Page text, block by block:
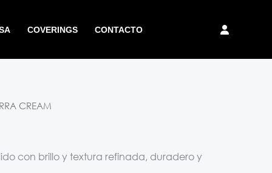
COVERINGS CONTACTO
CREAM
con brillo y textura refinada, duradero y